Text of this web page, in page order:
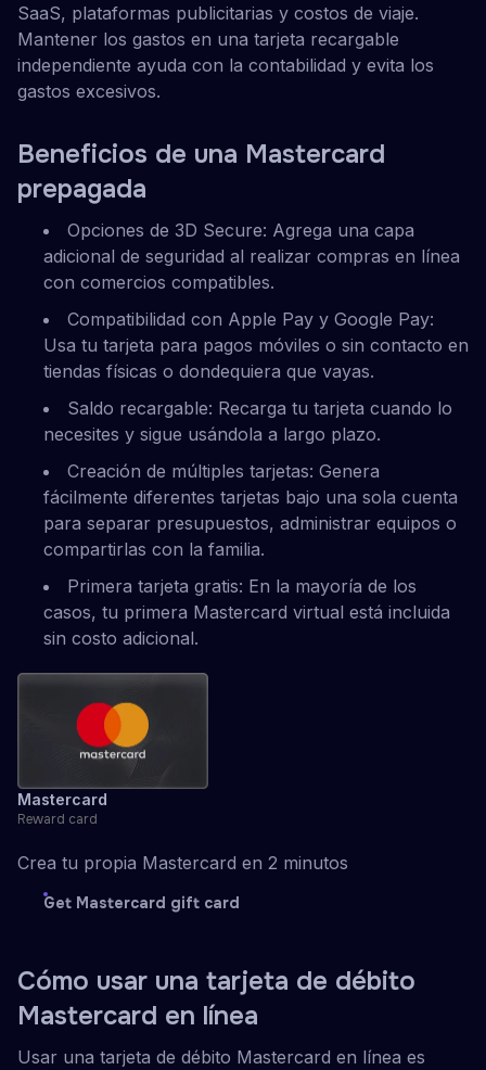
SaaS, plataformas publicitarias y costos de viaje.
Mantener los gastos en una tarjeta recargable
independiente ayuda con la contabilidad y evita los
gastos excesivos.
Beneficios de una Mastercard
prepagada
Opciones de 3D Secure: Agrega una capa
adicional de seguridad al realizar compras en línea
con comercios compatibles.
Compatibilidad con Apple Pay y Google Pay:
Usa tu tarjeta para pagos móviles o sin contacto en
tiendas físicas o dondequiera que vayas.
Saldo recargable: Recarga tu tarjeta cuando lo
necesites y sigue usándola a largo plazo.
Creación de múltiples tarjetas: Genera
fácilmente diferentes tarjetas bajo una sola cuenta
para separar presupuestos, administrar equipos o
compartirlas con la familia.
Primera tarjeta gratis: En la mayoría de los
casos, tu primera Mastercard virtual está incluida
sin costo adicional.
Mastercard
Reward card
Crea tu propia Mastercard en 2 minutos
Get Mastercard gift card
Cómo usar una tarjeta de débito
Mastercard en línea
Usar una tarjeta de débito Mastercard en línea es